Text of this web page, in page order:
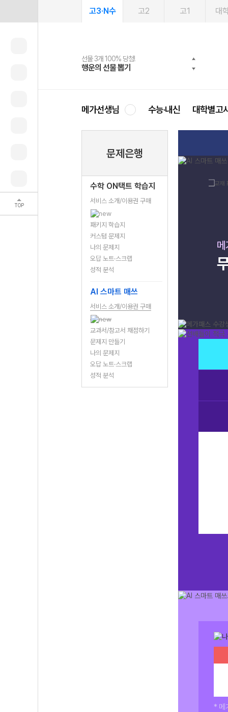
TOP
고3·N수 고2 고1 대
선물 3개 100% 당첨!
행운의 선물 뽑기
선물 100% 증정!
메가스터디 X 올리브
여름방학 스터디 캐시백
메가런 썸머스쿨
2027 러셀 단과
강사 공개선발
스마트러닝앱
설문 EVENT
메가패스
3일 무료 체험권
메가패스 수강생 무료혜택!
메가클럽 멤버십
사회공헌 캠페인
희망이룸 메가나눔
메가선생님 수능·내신 대학별고
문제은행
수학 ON택트 학습지
서비스 소개/이용권 구매
패키지 학습지
커스텀 문제지
나의 문제지
오답 노트·스크랩
성적 분석
AI 스마트 매쓰
서비스 소개/이용권 구매
교과서/참고서 채점하기
문제지 만들기
나의 문제지
오답 노트·스크랩
성적 분석
* 메